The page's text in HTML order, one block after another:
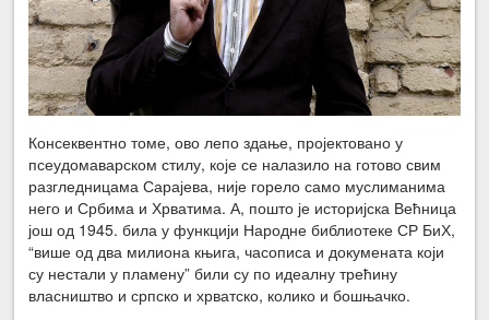
Консеквентно томе, ово лепо здање, пројектовано у
псеудомаварском стилу, које се налазило на готово свим
разгледницама Сарајева, није горело само муслиманима
него и Србима и Хрватима. А, пошто је историјска Већница
још од 1945. била у функцији Народне библиотеке СР БиХ,
“више од два милиона књига, часописа и докумената који
су нестали у пламену” били су по идеалну трећину
власништво и српско и хрватско, колико и бошњачко.